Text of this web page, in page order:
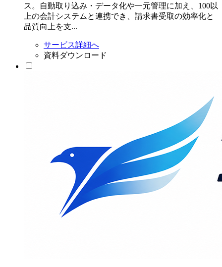
ス。自動取り込み・データ化や一元管理に加え、100以
上の会計システムと連携でき、請求書受取の効率化と
品質向上を支...
サービス詳細へ
資料ダウンロード